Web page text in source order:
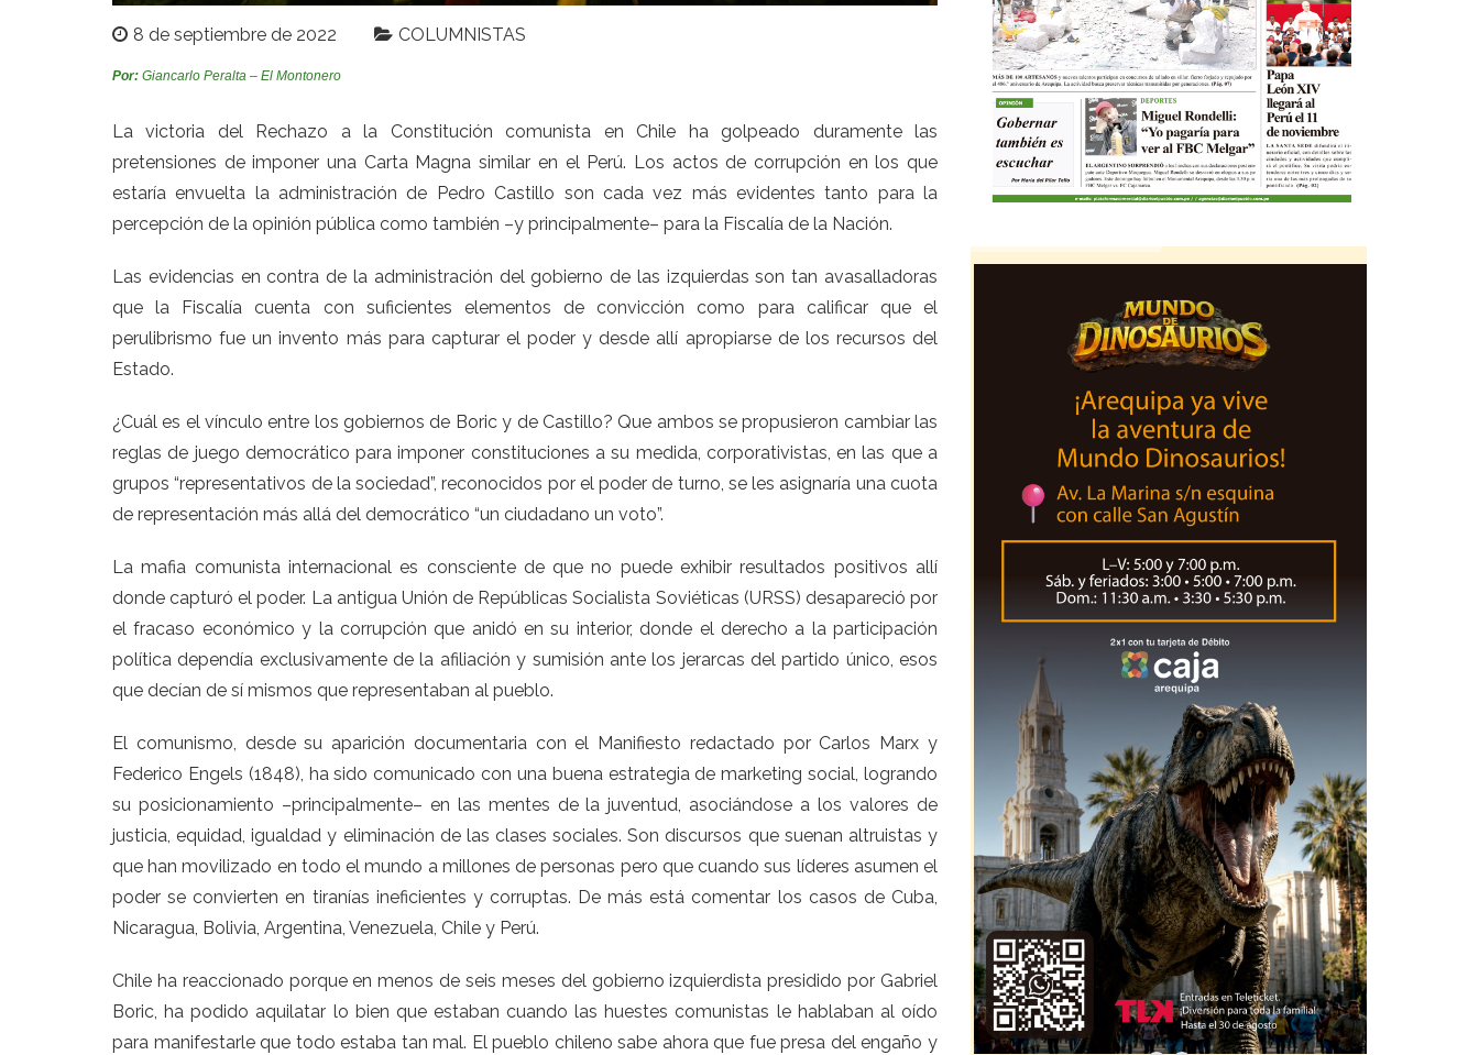
8 de septiembre de 2022 COLUMNISTAS
Por: Giancarlo Peralta – El Montonero
La victoria del Rechazo a la Constitución comunista en Chile ha golpeado duramente las
pretensiones de imponer una Carta Magna similar en el Perú. Los actos de corrupción en los que
estaría envuelta la administración de Pedro Castillo son cada vez más evidentes tanto para la
percepción de la opinión pública como también –y principalmente– para la Fiscalía de la Nación.
Las evidencias en contra de la administración del gobierno de las izquierdas son tan avasalladoras
que la Fiscalía cuenta con suficientes elementos de convicción como para calificar que el
perulibrismo fue un invento más para capturar el poder y desde allí apropiarse de los recursos del
Estado.
¿Cuál es el vínculo entre los gobiernos de Boric y de Castillo? Que ambos se propusieron cambiar las
reglas de juego democrático para imponer constituciones a su medida, corporativistas, en las que a
grupos “representativos de la sociedad”, reconocidos por el poder de turno, se les asignaría una cuota
de representación más allá del democrático “un ciudadano un voto”.
La mafia comunista internacional es consciente de que no puede exhibir resultados positivos allí
donde capturó el poder. La antigua Unión de Repúblicas Socialista Soviéticas (URSS) desapareció por
el fracaso económico y la corrupción que anidó en su interior, donde el derecho a la participación
política dependía exclusivamente de la afiliación y sumisión ante los jerarcas del partido único, esos
que decían de sí mismos que representaban al pueblo.
El comunismo, desde su aparición documentaria con el Manifiesto redactado por Carlos Marx y
Federico Engels (1848), ha sido comunicado con una buena estrategia de marketing social, logrando
su posicionamiento –principalmente– en las mentes de la juventud, asociándose a los valores de
justicia, equidad, igualdad y eliminación de las clases sociales. Son discursos que suenan altruistas y
que han movilizado en todo el mundo a millones de personas pero que cuando sus líderes asumen el
poder se convierten en tiranías ineficientes y corruptas. De más está comentar los casos de Cuba,
Nicaragua, Bolivia, Argentina, Venezuela, Chile y Perú.
Chile ha reaccionado porque en menos de seis meses del gobierno izquierdista presidido por Gabriel
Boric, ha podido aquilatar lo bien que estaban cuando las huestes comunistas le hablaban al oído
para manifestarle que todo estaba tan mal. El pueblo chileno sabe ahora que fue presa del engaño y